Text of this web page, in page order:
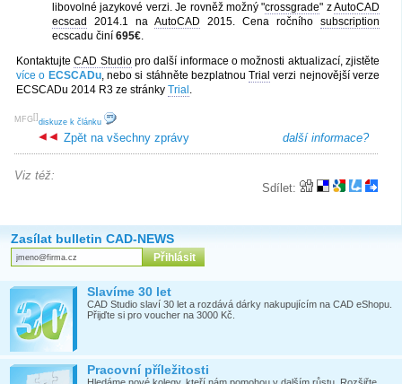
libovolné jazykové verzi. Je rovněž možný "crossgrade" zAutoCAD
ecscad
2014.1 na AutoCAD 2015. Cena ročního subscription
ecscadu činí 695€.
KontaktujteCAD Studiopro další informace o možnosti aktualizací, zjistěte
více o ECSCADu, nebo si stáhněte bezplatnouTrial verzi nejnovější verze
ECSCADu 2014 R3 ze stránky Trial .
[
MFG ]
diskuze k článku
další informace?
Zpět na všechny zprávy
Sdílet:
Viz též:
Zasílat bulletin CAD-NEWS
Slavíme 30 let
CAD Studio slaví 30 let a rozdává dárky nakupujícím na CAD eShopu.
Přijďte si pro voucher na 3000 Kč.
Pracovní příležitosti